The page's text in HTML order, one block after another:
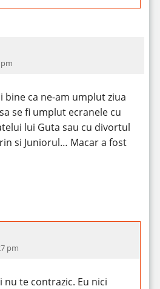
bine ca ne-am umplut ziua
se fi umplut ecranele cu
lui Guta sau cu divortul
si Juniorul… Macar a fost
pm
nu te contrazic. Eu nici